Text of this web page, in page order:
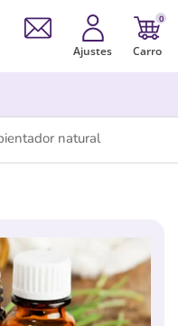
Ajustes
0
Carro
natural